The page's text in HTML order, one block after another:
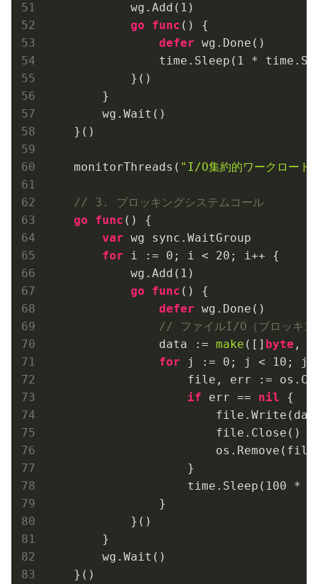
            wg.Add(
1 )
go
func ()
{
defer wg.Done()
                time.Sleep(
1 *
            }()
        }
        wg.Wait()
    }()
    monitorThreads(
"I/O集約的ワークロード"
// 3. ブロッキングシステムコール
go
func ()
{
var wg sync.WaitGroup
for i := 0 ; i < 20 ; i++ {
            wg.Add(
1 )
go
func ()
{
defer wg.Done()
// ファイルI/O（ブロッキン
                data :=
make ([] byte ,
for j := 0 ; j < 10 ;
file, err :=
if err == nil {
                        file.Close()
                    }
                    time.Sleep(
100 *
                }
            }()
        }
        wg.Wait()
    }()